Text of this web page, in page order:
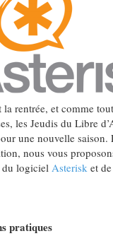
la rentrée, et comme
les Jeudis du Libre
une nouvelle saison.
nous vous
du logiciel Asterisket de
pratiques